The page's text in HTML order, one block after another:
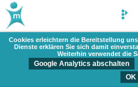
Cookies erleichtern die Bereitstellung
Dienste erklären Sie sich damit
Weiterhin verwendet die
Google Analytics abschalten
OK